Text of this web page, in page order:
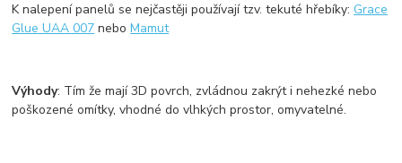
K nalepení panelů se nejčastěji používají tzv. tekuté hřebíky: Grace
Glue UAA 007 neboMamut
Výhody: Tím že mají 3D povrch, zvládnou zakrýt i nehezké nebo
poškozené omítky, vhodné do vlhkých prostor, omyvatelné.